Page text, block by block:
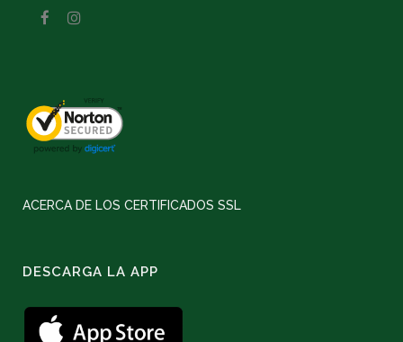
ACERCA DE LOS CERTIFICADOS SSL
DESCARGA LA APP